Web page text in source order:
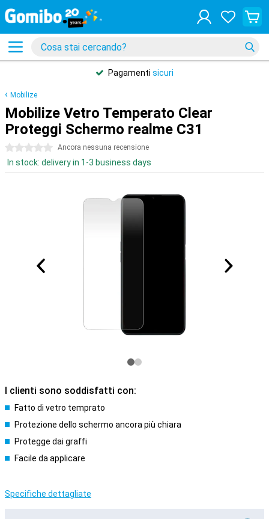
Pagamenti sicuri
Mobilize
Mobilize Vetro Temperato Clear
Proteggi Schermo realme C31
0 stelle Ancora nessuna recensione
In stock: delivery in 1-3 business days
I clienti sono soddisfatti con:
Fatto di vetro temprato
Protezione dello schermo ancora più chiara
Protegge dai graffi
Facile da applicare
Specifiche dettagliate